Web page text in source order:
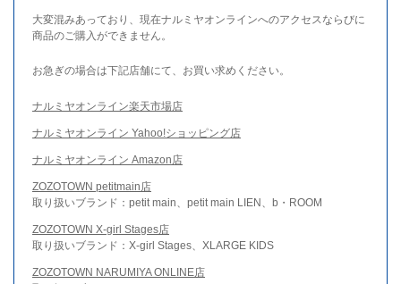
大変混みあっており、現在ナルミヤオンラインへのアクセスならびに
商品のご購入ができません。
お急ぎの場合は下記店舗にて、お買い求めください。
ナルミヤオンライン楽天市場店
ナルミヤオンライン Yahoo!ショッピング店
ナルミヤオンライン Amazon店
ZOZOTOWN petitmain店
取り扱いブランド：petit main、petit main LIEN、b・ROOM
ZOZOTOWN X-girl Stages店
取り扱いブランド：X-girl Stages、XLARGE KIDS
ZOZOTOWN NARUMIYA ONLINE店